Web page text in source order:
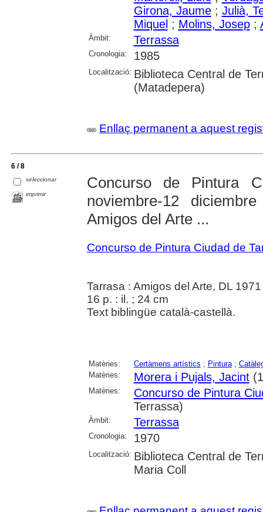
Girona, Jaume; Julià,
Miquel ; Molins, Josep;
Àmbit: Terrassa
Cronologia: 1985
Localització: Biblioteca Central de
(Matadepera)
Enllaç permanent a aquest
6 / 8
seleccionar
imprimir
Concurso de Pintura
noviembre-12
Amigos del Arte ...
Concurso de Pintura Ciudad de
Tarrasa : Amigos del Arte, DL 1971
16 p. : il. ; 24 cm
Text biblingüe català-castellà.
Matèries: Certàmens artístics ; Pintura;
Matèries:
Morera i Pujals, Jacint
Matèries:
Concurso de Pintura
Terrassa)
Àmbit: Terrassa
Cronologia: 1970
Localització: Biblioteca Central de
Maria Coll